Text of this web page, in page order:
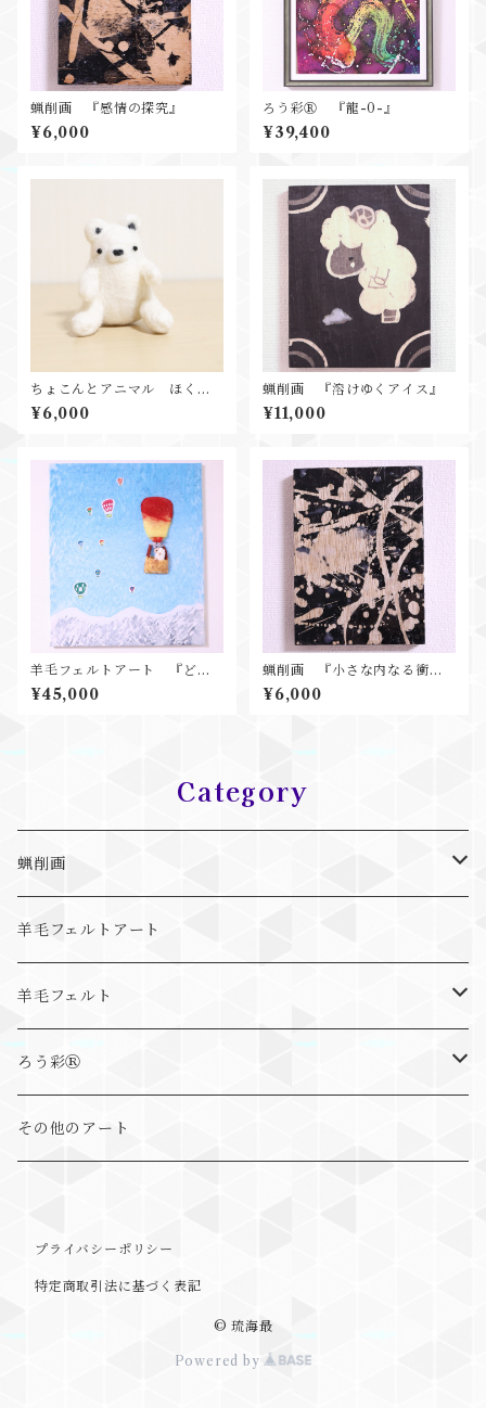
蝋削画 『感情の探究』
¥6,000
ろう彩Ⓡ 『龍-0-』
¥39,400
ちょこんとアニマル ほくと
くん
¥6,000
蝋削画 『溶けゆくアイス』
¥11,000
羊毛フェルトアート 『どこ
までいこう』
¥45,000
蝋削画 『小さな内なる衝
動』
¥6,000
Category
蝋削画
抽象画
動物画
羊毛フェルトアート
羊毛フェルト
まるっとアニマル
ゆる～とアニマル
ブローチ
ろう彩Ⓡ
ろう彩Ⓡ書
ろう彩Ⓡ抽象画
その他のアート
プライバシーポリシー
特定商取引法に基づく表記
© 琉海最
Powered by